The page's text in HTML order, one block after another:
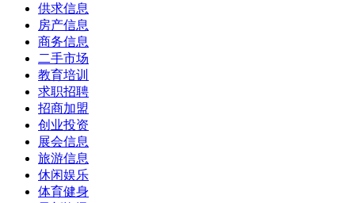
供求信息
房产信息
商务信息
二手市场
教育培训
求职招聘
招商加盟
创业投资
展会信息
旅游信息
休闲娱乐
体育健身